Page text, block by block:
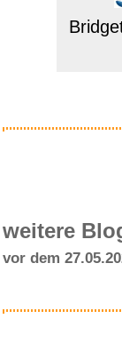
weitere
vor dem